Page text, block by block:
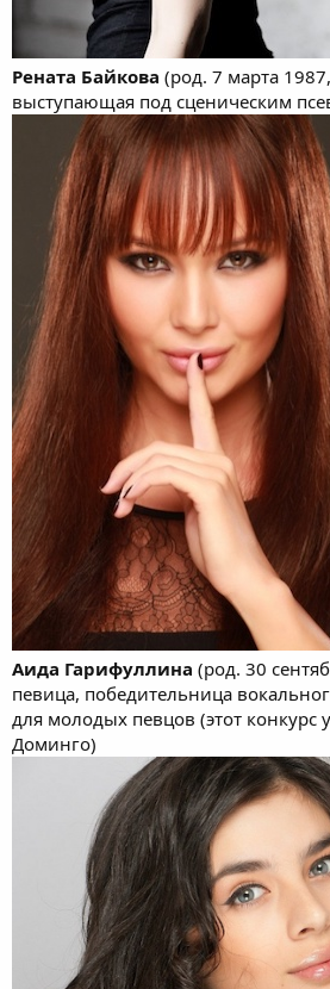
Рената Байкова (род. 7 марта
выступающая под сценическим
Аида Гарифуллина (род. 30
певица, победительница
для молодых певцов (этот конкурс
Доминго)